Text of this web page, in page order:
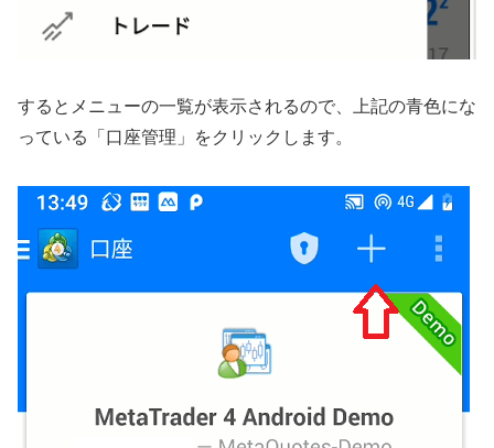
するとメニューの一覧が表示されるので、上記の青色にな
っている「口座管理」をクリックします。